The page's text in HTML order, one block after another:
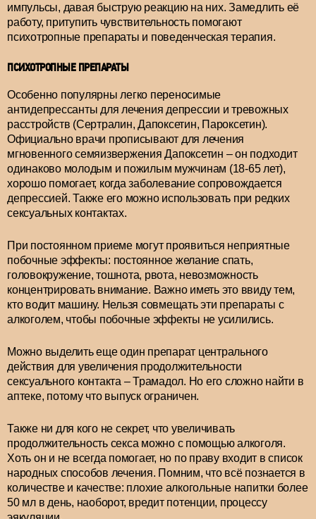
импульсы, давая быструю реакцию на них. Замедлить её
работу, притупить чувствительность помогают
психотропные препараты и поведенческая терапия.
ПСИХОТРОПНЫЕ ПРЕПАРАТЫ
Особенно популярны легко переносимые
антидепрессанты для лечения депрессии и тревожных
расстройств (Сертралин, Дапоксетин, Пароксетин).
Официально врачи прописывают для лечения
мгновенного семяизвержения Дапоксетин – он подходит
одинаково молодым и пожилым мужчинам (18-65 лет),
хорошо помогает, когда заболевание сопровождается
депрессией. Также его можно использовать при редких
сексуальных контактах.
При постоянном приеме могут проявиться неприятные
побочные эффекты: постоянное желание спать,
головокружение, тошнота, рвота, невозможность
концентрировать внимание. Важно иметь это ввиду тем,
кто водит машину. Нельзя совмещать эти препараты с
алкоголем, чтобы побочные эффекты не усилились.
Можно выделить еще один препарат центрального
действия для увеличения продолжительности
сексуального контакта – Трамадол. Но его сложно найти в
аптеке, потому что выпуск ограничен.
Также ни для кого не секрет, что увеличивать
продолжительность секса можно с помощью алкоголя.
Хоть он и не всегда помогает, но по праву входит в список
народных способов лечения. Помним, что всё познается в
количестве и качестве: плохие алкогольные напитки более
50 мл в день, наоборот, вредит потенции, процессу